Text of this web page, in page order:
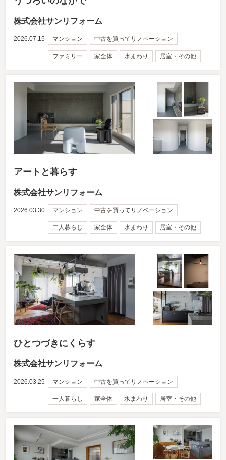
株式会社サンリフォーム
2026.07.15 マンション 中古を買ってリノベーション
ファミリー 家全体 水まわり 居室・その他
アートと暮らす
株式会社サンリフォーム
2026.03.30 マンション 中古を買ってリノベーション
二人暮らし 家全体 水まわり 居室・その他
ひとつづきにくらす
株式会社サンリフォーム
2026.03.25 マンション 中古を買ってリノベーション
一人暮らし 家全体 水まわり 居室・その他